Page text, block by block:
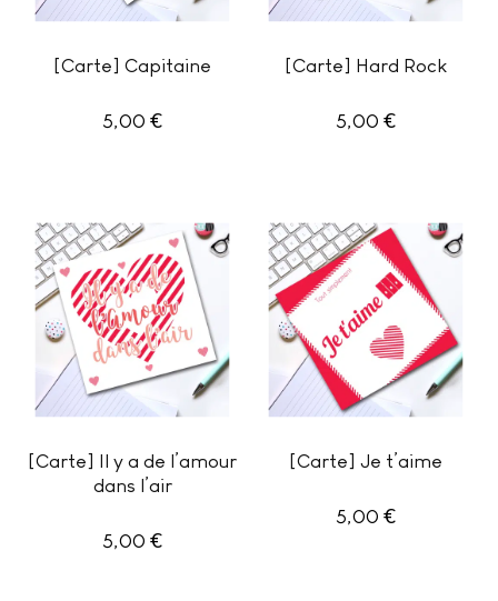
[Carte] Capitaine
5,00€
[Carte] Hard Rock
5,00 €
[Carte] Il y a de l’amour
dans l’air
5,00€
[Carte] Je t’aime
5,00 €